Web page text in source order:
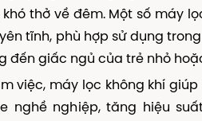
thở về đêm. Một số máy
tĩnh, phù hợp sử dụng
đến giấc ngủ của trẻ nhỏ
việc, máy lọc không khí
nghề nghiệp, tăng hiệu